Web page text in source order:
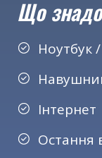
Що
Ноутбук
Інтернет
Остання